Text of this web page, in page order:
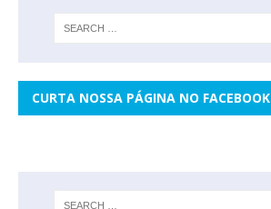
CURTA NOSSA PÁGINA NO FACEBOOK